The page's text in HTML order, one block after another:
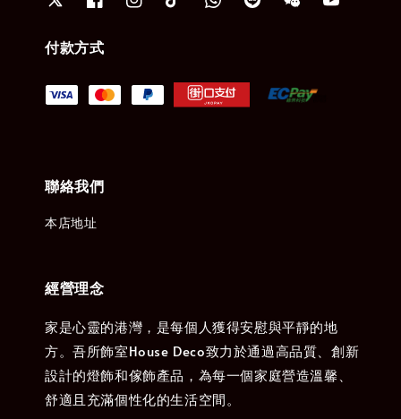
付款方式
聯絡我們
本店地址
經營理念
家是心靈的港灣，是每個人獲得安慰與平靜的地
方。吾所飾室House Deco致力於通過高品質、創新
設計的燈飾和傢飾產品，為每一個家庭營造溫馨、
舒適且充滿個性化的生活空間。